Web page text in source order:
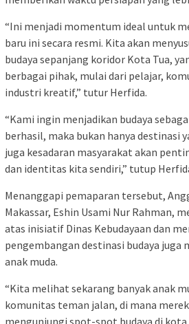
“Ini menjadi momentum ideal untuk
baru ini secara resmi. Kita akan
budaya sepanjang koridor Kota Tua,
berbagai pihak, mulai dari pelajar,
industri kreatif,” tutur Herfida.
“Kami ingin menjadikan budaya
berhasil, maka bukan hanya destinasi
juga kesadaran masyarakat akan
dan identitas kita sendiri,” tutup
Menanggapi pemaparan tersebut,
Makassar, Eshin Usami Nur Rahman,
atas inisiatif Dinas Kebudayaan dan
pengembangan destinasi budaya
anak muda.
“Kita melihat sekarang banyak anak
komunitas teman jalan, di mana
mengunjungi spot-spot budaya di